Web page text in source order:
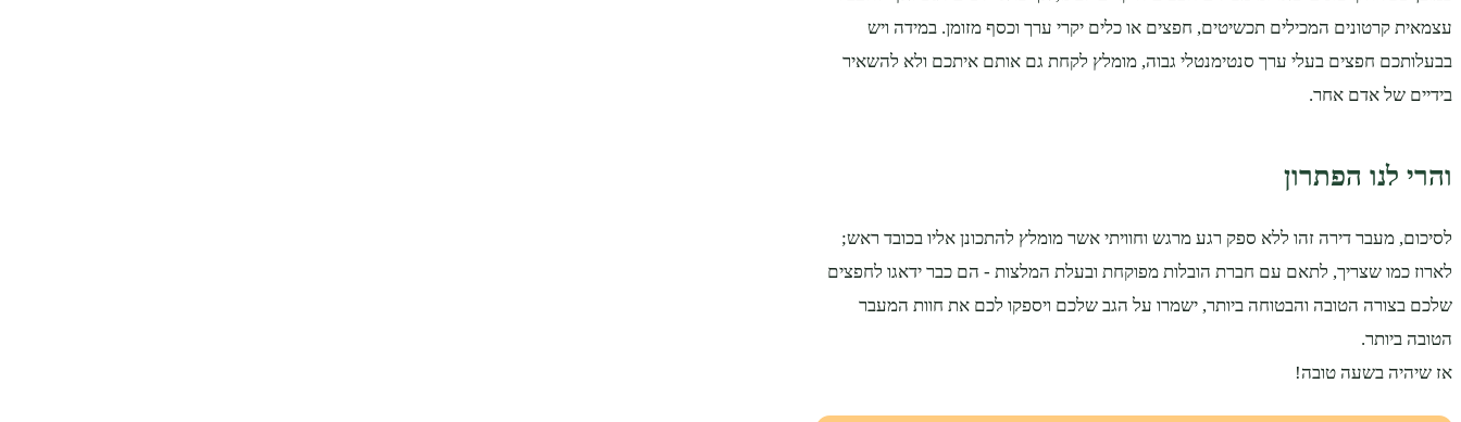
עצמאית קרטונים המכילים תכשיטים, חפצים או כלים יקרי ערך וכסף מזומן. במידה ויש
בבעלותכם חפצים בעלי ערך סנטימנטלי גבוה, מומלץ לקחת גם אותם איתכם ולא להשאיר
בידיים של אדם אחר.
והרי לנו הפתרון
לסיכום, מעבר דירה זהו ללא ספק רגע מרגש וחוויתי אשר מומלץ להתכונן אליו בכובד ראש;
לארוז כמו שצריך, לתאם עם חברת הובלות מפוקחת ובעלת המלצות - הם כבר ידאגו לחפצים
שלכם בצורה הטובה והבטוחה ביותר, ישמרו על הגב שלכם ויספקו לכם את חוות המעבר
הטובה ביותר.
אז שיהיה בשעה טובה!